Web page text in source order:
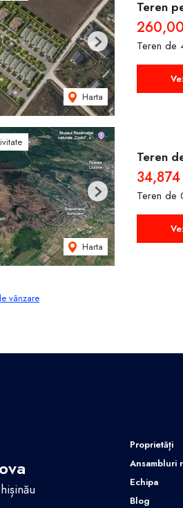
Harta
Next
Teren
Teren de
Harta
Next
Teren
Teren de
vânzare
Proprietăți
Ansambluri
Echipa
Blog